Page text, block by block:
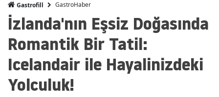
Gastrofill GastroHaber
İzlanda'nın Eşsiz Doğasında
Romantik Bir Tatil:
Icelandair ile Hayalinizdeki
Yolculuk!